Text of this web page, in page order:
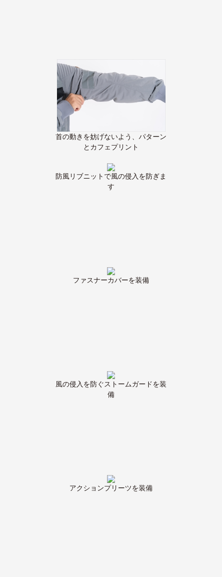
首の動きを妨げないよう、パターン
とカフェプリント
防風リブニットで風の侵入を防ぎま
す
ファスナーカバーを装備
風の侵入を防ぐストームガードを装
備
アクションプリーツを装備